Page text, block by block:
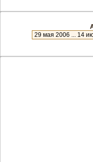
27 июля 2023 ... 7 января 2024